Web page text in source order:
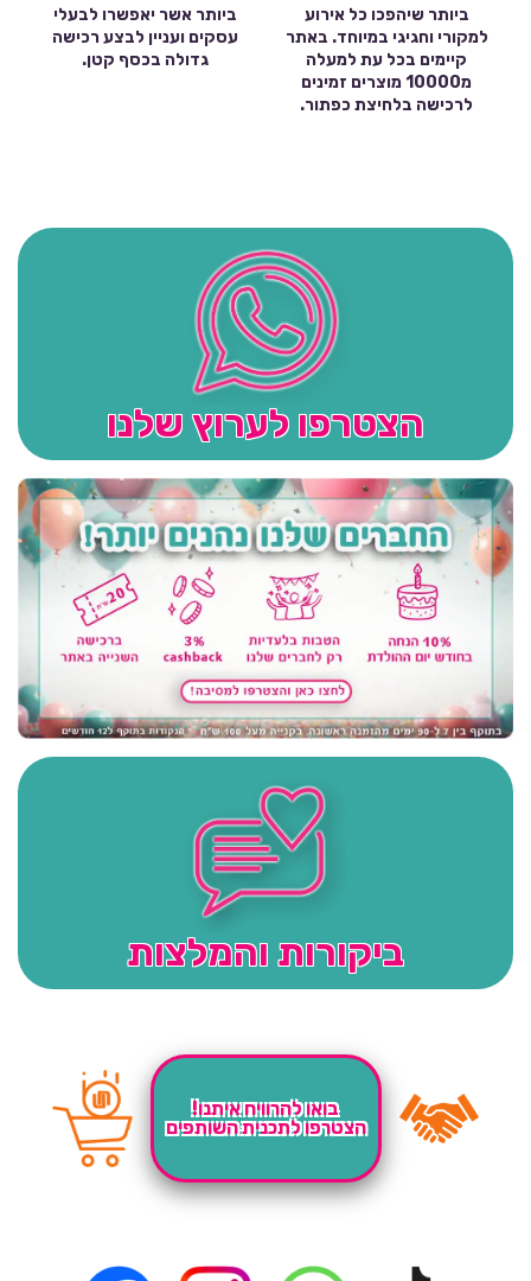
ביותר שיהפכו כל אירוע
למקורי וחגיגי במיוחד. באתר
קיימים בכל עת למעלה
מ10000 מוצרים זמינים
לרכישה בלחיצת כפתור.
ביותר אשר יאפשרו לבעלי
עסקים ועניין לבצע רכישה
גדולה בכסף קטן.
הצטרפו לערוץ שלנו
ביקורות והמלצות
בואו להרוויח איתנו!
הצטרפו לתכנית השותפים